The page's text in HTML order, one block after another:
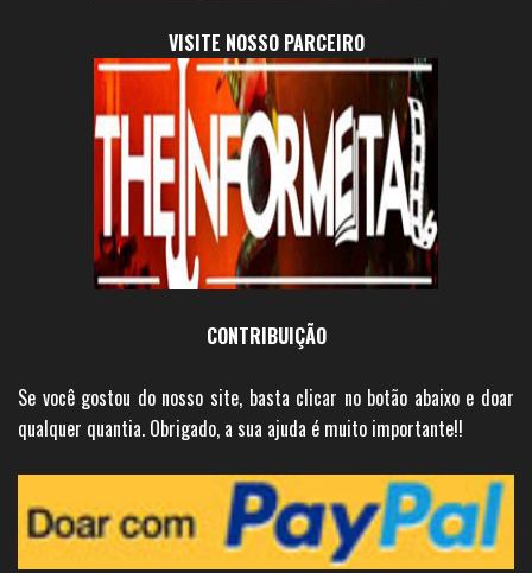
VISITE NOSSO PARCEIRO
CONTRIBUIÇÃO
Se você gostou do nosso site, basta clicar no botão abaixo e doar
qualquer quantia. Obrigado, a sua ajuda é muito importante!!